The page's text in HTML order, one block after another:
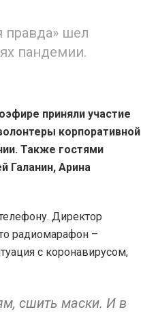
правда» шел
пандемии.
приняли участие
корпоративной
Также гостями
Галанин, Арина
Директор
радиомарафон –
с коронавирусом,
сшить маски. И в